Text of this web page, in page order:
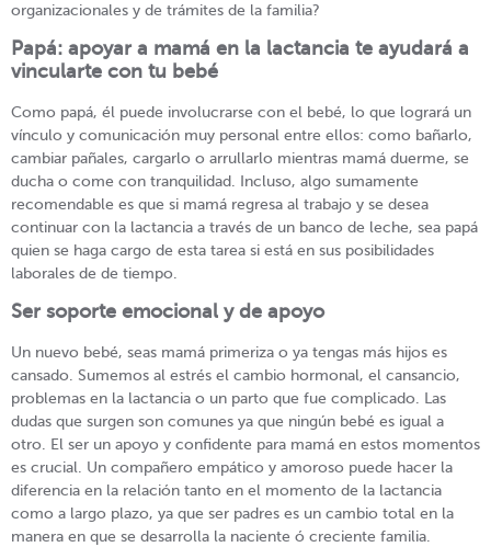
organizacionales y de trámites de la familia?
Papá: apoyar a mamá en la lactancia te ayudará a
vincularte con tu bebé
Como papá, él puede involucrarse con el bebé, lo que logrará un
vínculo y comunicación muy personal entre ellos: como bañarlo,
cambiar pañales, cargarlo o arrullarlo mientras mamá duerme, se
ducha o come con tranquilidad. Incluso, algo sumamente
recomendable es que si mamá regresa al trabajo y se desea
continuar con la lactancia a través de un banco de leche, sea papá
quien se haga cargo de esta tarea si está en sus posibilidades
laborales de de tiempo.
Ser soporte emocional y de apoyo
Un nuevo bebé, seas mamá primeriza o ya tengas más hijos es
cansado. Sumemos al estrés el cambio hormonal, el cansancio,
problemas en la lactancia o un parto que fue complicado. Las
dudas que surgen son comunes ya que ningún bebé es igual a
otro. El ser un apoyo y confidente para mamá en estos momentos
es crucial. Un compañero empático y amoroso puede hacer la
diferencia en la relación tanto en el momento de la lactancia
como a largo plazo, ya que ser padres es un cambio total en la
manera en que se desarrolla la naciente ó creciente familia.